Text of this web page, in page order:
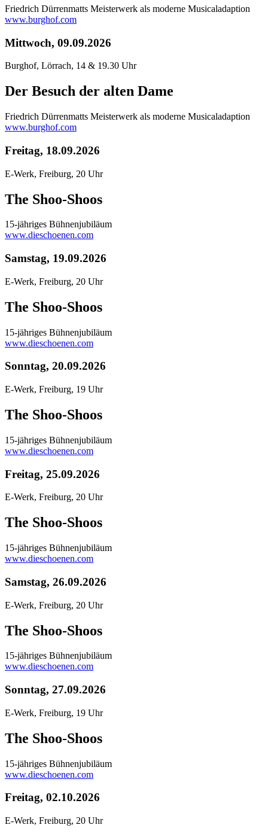
Friedrich Dürrenmatts Meisterwerk als moderne Musicaladaption
www.burghof.com
Mittwoch, 09.09.2026
Burghof, Lörrach, 14 & 19.30 Uhr
Der Besuch der alten Dame
Friedrich Dürrenmatts Meisterwerk als moderne Musicaladaption
www.burghof.com
Freitag, 18.09.2026
E-Werk, Freiburg, 20 Uhr
The Shoo-Shoos
15-jähriges Bühnenjubiläum
www.dieschoenen.com
Samstag, 19.09.2026
E-Werk, Freiburg, 20 Uhr
The Shoo-Shoos
15-jähriges Bühnenjubiläum
www.dieschoenen.com
Sonntag, 20.09.2026
E-Werk, Freiburg, 19 Uhr
The Shoo-Shoos
15-jähriges Bühnenjubiläum
www.dieschoenen.com
Freitag, 25.09.2026
E-Werk, Freiburg, 20 Uhr
The Shoo-Shoos
15-jähriges Bühnenjubiläum
www.dieschoenen.com
Samstag, 26.09.2026
E-Werk, Freiburg, 20 Uhr
The Shoo-Shoos
15-jähriges Bühnenjubiläum
www.dieschoenen.com
Sonntag, 27.09.2026
E-Werk, Freiburg, 19 Uhr
The Shoo-Shoos
15-jähriges Bühnenjubiläum
www.dieschoenen.com
Freitag, 02.10.2026
E-Werk, Freiburg, 20 Uhr